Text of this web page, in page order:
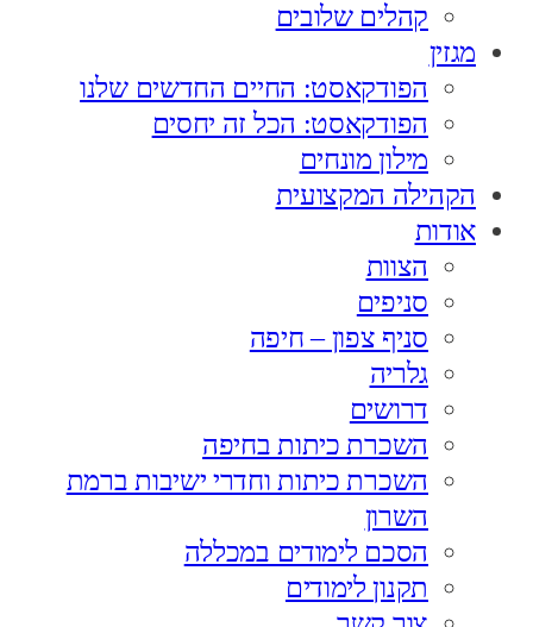
קהלים שלובים
מגזין
הפודקאסט: החיים החדשים שלנו
הפודקאסט: הכל זה יחסים
מילון מונחים
הקהילה המקצועית
אודות
הצוות
סניפים
סניף צפון – חיפה
גלריה
דרושים
השכרת כיתות בחיפה
השכרת כיתות וחדרי ישיבות ברמת
השרון
הסכם לימודים במכללה
תקנון לימודים